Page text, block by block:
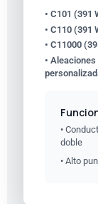
• C101 (391
• C110 (391
• C11000
• Aleaciones
•
doble
• Alto